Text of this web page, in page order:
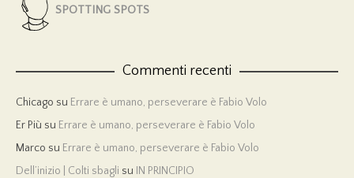
SPOTTING SPOTS
Commenti recenti
Chicago su Errare è umano, perseverare è Fabio Volo
Er Più su Errare è umano, perseverare è Fabio Volo
Marco su Errare è umano, perseverare è Fabio Volo
Dell’inizio | Colti sbagli su IN PRINCIPIO